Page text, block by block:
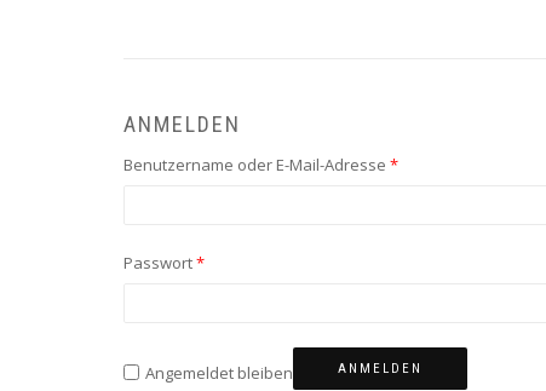
ANMELDEN
Benutzername oder E-Mail-Adresse *
Passwort*
Angemeldet bleiben ANMELDEN